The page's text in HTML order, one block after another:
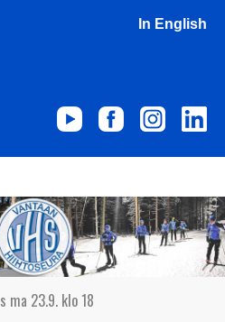
In English
ma 23.9. klo 18